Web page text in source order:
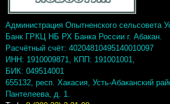
Администрация Опытненского сельсовета
Банк ГРКЦ НБ РХ Банка России г. Абакан.
Расчётный счёт: 40204810495140010097
ИНН: 1910009871, КПП: 191001001,
БИК: 049514001
655132, респ. Хакасия, Усть-Абаканский
Пантелеева, д. 1.